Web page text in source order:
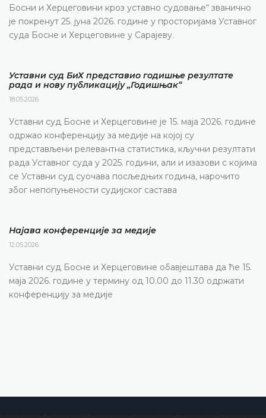
Босни и Херцеговини кроз уставно судовање“ званично
је покренут 25. јуна 2026. године у просторијама Уставног
суда Босне и Херцеговине у Сарајеву.
Уставни суд БиХ представио годишње резултате
рада и нову публикацију „Годишњак“
18.05.2026.
Уставни суд Босне и Херцеговине је 15. маја 2026. године
одржао конференцију за медије на којој су
представљени релевантна статистика, кључни резултати
рада Уставног суда у 2025. години, али и изазови с којима
се Уставни суд суочава посљедњих година, нарочито
због непопуњености судијског састава
Најава конференције за медије
12.05.2026.
Уставни суд Босне и Херцеговине обавјештава да ће 15.
маја 2026. године у термину од 10.00 до 11.30 одржати
конференцију за медије